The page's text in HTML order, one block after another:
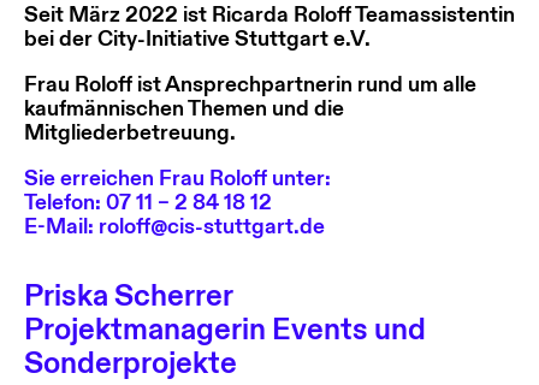
Seit März 2022 ist Ricarda Roloff Teamassistentin
bei der City-Initiative Stuttgart e.V.
Frau Roloff ist Ansprechpartnerin rund um alle
kaufmännischen Themen und die
Mitgliederbetreuung.
Sie erreichen Frau Roloff unter:
Telefon: 07 11 – 2 84 18 12
E-Mail: roloff@cis-stuttgart.de
Priska Scherrer
Projektmanagerin Events und
Sonderprojekte